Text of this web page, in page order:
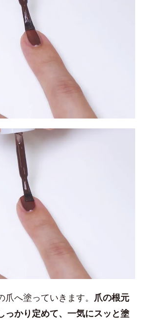
へ塗っていきます。 爪の根元
っかり定めて、一気にスッと塗